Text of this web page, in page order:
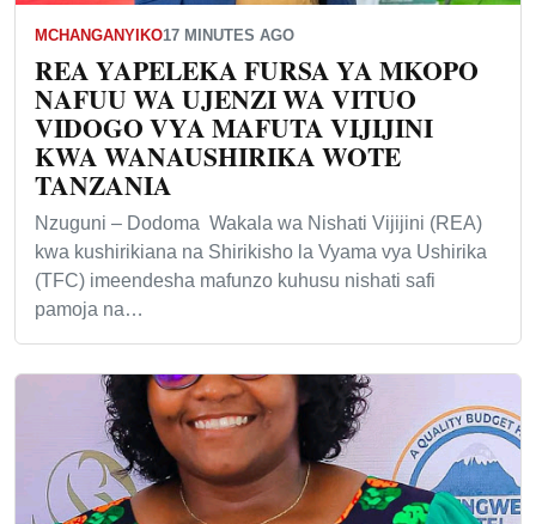
MCHANGANYIKO17 MINUTES AGO
REA YAPELEKA FURSA YA MKOPO
NAFUU WA UJENZI WA VITUO
VIDOGO VYA MAFUTA VIJIJINI
KWA WANAUSHIRIKA WOTE
TANZANIA
Nzuguni – Dodoma Wakala wa Nishati Vijijini (REA)
kwa kushirikiana na Shirikisho la Vyama vya Ushirika
(TFC) imeendesha mafunzo kuhusu nishati safi
pamoja na…